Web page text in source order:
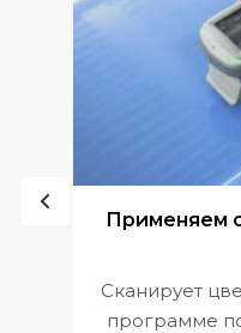
Применяем
Сканирует
программе